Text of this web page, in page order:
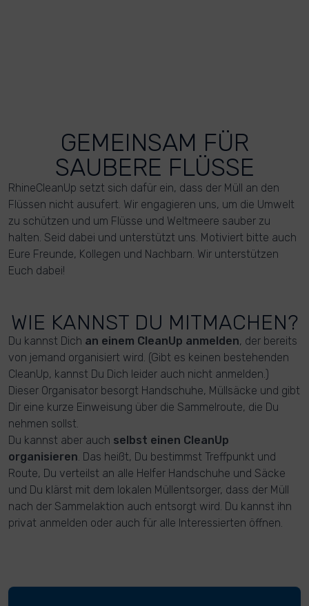
GEMEINSAM FÜR
SAUBERE FLÜSSE
RhineCleanUp setzt sich dafür ein, dass der Müll an den
Flüssen nicht ausufert. Wir engagieren uns, um die Umwelt
zu schützen und um Flüsse und Weltmeere sauber zu
halten. Seid dabei und unterstützt uns. Motiviert bitte auch
Eure Freunde, Kollegen und Nachbarn. Wir unterstützen
Euch dabei!
WIE KANNST DU MITMACHEN?
Du kannst Dich an einem CleanUp anmelden, der bereits
von jemand organisiert wird. (Gibt es keinen bestehenden
CleanUp, kannst Du Dich leider auch nicht anmelden.)
Dieser Organisator besorgt Handschuhe, Müllsäcke und gibt
Dir eine kurze Einweisung über die Sammelroute, die Du
nehmen sollst.
Du kannst aber auch selbst einen CleanUp
organisieren. Das heißt, Du bestimmst Treffpunkt und
Route, Du verteilst an alle Helfer Handschuhe und Säcke
und Du klärst mit dem lokalen Müllentsorger, dass der Müll
nach der Sammelaktion auch entsorgt wird. Du kannst ihn
privat anmelden oder auch für alle Interessierten öffnen.